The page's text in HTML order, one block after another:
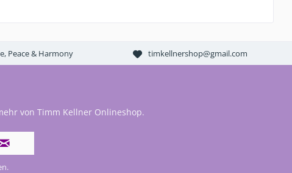
Peace & Harmony timkellnershop@gmail.com
von Timm Kellner Onlineshop.